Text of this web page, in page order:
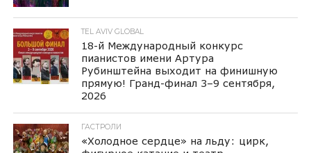
TEL AVIV GLOBAL
18-й Международный конкурс
пианистов имени Артура
Рубинштейна выходит на финишную
прямую! Гранд-финал 3–9 сентября,
2026
ГАСТРОЛИ
«Холодное сердце» на льду: цирк,